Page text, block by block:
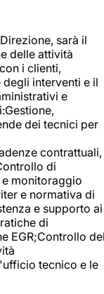
sarà il
delle attività
i clienti,
interventi e il
e
dei tecnici per
contrattuali,
di
monitoraggio
e normativa di
e supporto ai
di
EGR;Controllo
tecnico e le